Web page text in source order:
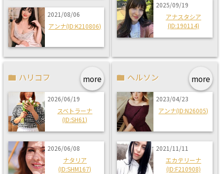
2021/08/06
アンナ(ID:K210806)
2025/09/19
アナスタシア
(ID:190114)
more
ハリコフ
2026/06/19
スベトラーナ
(ID:SH61)
2026/06/08
ナタリア
(ID:SHM167)
more
ヘルソン
2023/04/23
アンナ(ID:N26005)
2021/11/11
エカテリーナ
(ID:F210908)